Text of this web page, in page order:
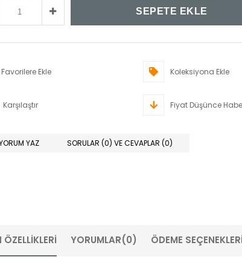
Favorilere Ekle Koleksiyona Ekle
Karşılaştır Fiyat Düşünce
YAZ SORULAR (0) VE CEVAPLAR (0)
ÖZELLIKLERI YORUMLAR(0) ÖDEME